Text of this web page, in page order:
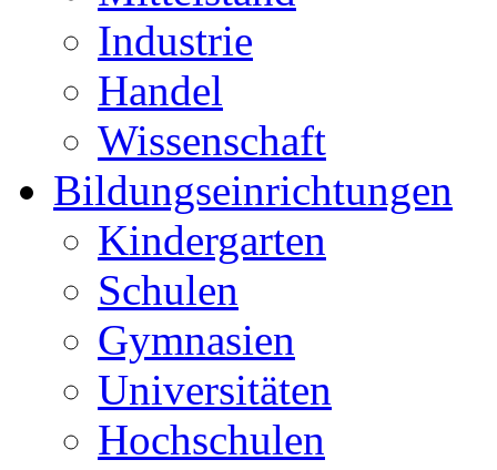
Industrie
Handel
Wissenschaft
Bildungseinrichtungen
Kindergarten
Schulen
Gymnasien
Universitäten
Hochschulen